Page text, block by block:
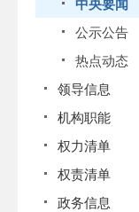
公示公告
热点动态
领导信息
机构职能
权力清单
权责清单
政务信息